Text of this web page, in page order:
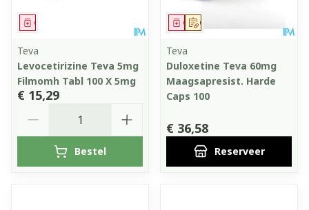
Geneesmiddel
Teva
Levocetirizine Teva 5mg
Filmomh Tabl 100 X 5mg
€ 15,29
Bestel
Op voorschrift
Geneesmiddel
Teva
Duloxetine Teva 60mg
Maagsapresist. Harde
Caps 100
€ 36,58
Reserveer